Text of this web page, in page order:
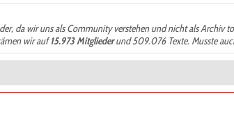
da wir uns als Community verstehen und nicht als
wir auf15.973 Mitgliederund 509.076 Texte. Musste